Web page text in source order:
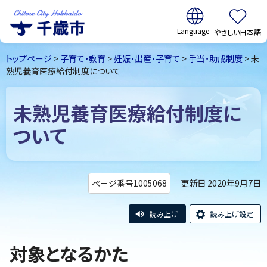
千歳市Chitose
City Hokkaido
翻訳:
やさしい日本語
トップページ > 子育て・教育 >妊娠・出産・子育て > 手当・助成制度 > 未
熟児養育医療給付制度について
未熟児養育医療給付制度に
ついて
ページ番号1005068 更新日 2020年9月7日
読み上げ 読み上げ設定
対象となるかた